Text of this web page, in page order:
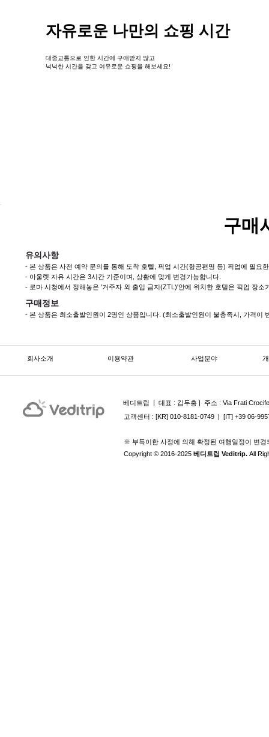
자유로운 나만의 쇼핑 시간
대중교통으로 인한 시간에 구애받지 않고
넉넉한 시간을 갖고 여유로운 쇼핑을 해보세요!
구매
유의사항
- 본 상품은 사전 예약 문의를 통해 도착 호텔, 픽업 시간(항공편명 등) 픽업에 필요
- 아울렛 자유 시간은 3시간 기준이며, 상황에 맞게 변경가능합니다.
- 로마 시청에서 정해놓은 '거주자 외 출입 금지(ZTL)'안에 위치한 호텔은 픽업 장소
구매정보
- 본 상품은 최소출발인원이 2명인 상품입니다. (최소출발인원이 불충족시, 가격이
회사소개 이용약관 사업분야
베디트립 | ​ 대표 : 김두홍 | 주소 : Via Frati
고객센터 : [KR] 010-8181-0749 | [IT] +39 06-
※ 부득이한 사정에 의해 확정된 여행일정이 변
Copyright © 2016-2025 베디트립 Veditrip. All